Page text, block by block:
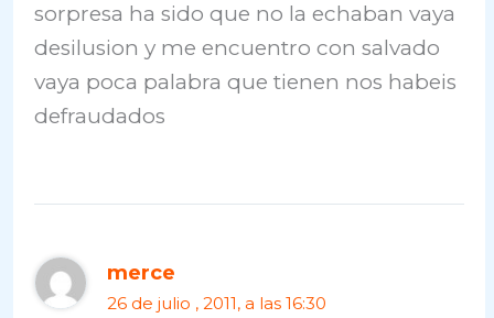
sorpresa ha sido que no la echaban vaya
desilusion y me encuentro con salvado
vaya poca palabra que tienen nos habeis
defraudados
merce
26 de julio , 2011, a las 16:30